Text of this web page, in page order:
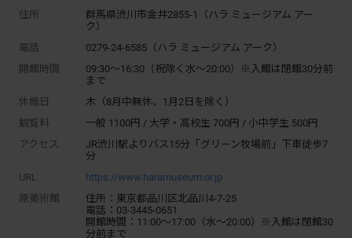
住所
群馬県渋川市金井2855-1（ハラ ミュージアム アー
ク）
電話
0279-24-6585（ハラ ミュージアム アーク）
開館時間
09:30～16:30（祝除く水〜20:00）※入館は閉館30分前
まで
休館日
木（8月中無休、1月2日を除く）
観覧料
一般 1100円 / 大学・高校生 700円 / 小中学生 500円
アクセス
JR渋川駅よりバス15分「グリーン牧場前」下車徒歩7
分
URL
https://www.haramuseum.or.jp
原美術館
住所：東京都品川区北品川4-7-25
電話：03-3445-0651
開館時間：11:00〜17:00（⽔〜20:00）※⼊館は閉館30
分前まで